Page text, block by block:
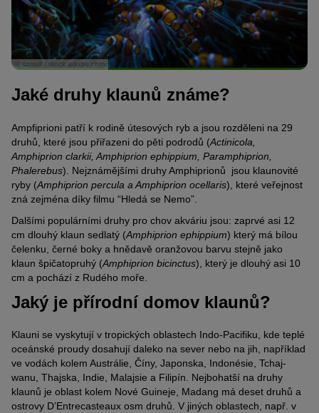
© szmuli / stock.adobe.com
Jaké druhy klaunů známe?
Ampfiprioni patří k rodině útesových ryb a jsou rozděleni na 29
druhů, které jsou přiřazeni do pěti podrodů (Actinicola,
Amphiprion clarkii, Amphiprion ephippium, Paramphiprion,
Phalerebus). Nejznámějšími druhy Amphiprionů jsou klaunovité
ryby (Amphiprion percula a Amphiprion ocellaris), které veřejnost
zná zejména díky filmu “Hledá se Nemo”.
Dalšími populárními druhy pro chov akváriu jsou: zaprvé asi 12
cm dlouhý klaun sedlatý (Amphiprion ephippium) který má bílou
čelenku, černé boky a hnědavě oranžovou barvu stejně jako
klaun špičatopruhý (Amphiprion bicinctus), který je dlouhý asi 10
cm a pochází z Rudého moře.
Jaký je přírodní domov klaunů?
Klauni se vyskytují v tropických oblastech Indo-Pacifiku, kde teplé
oceánské proudy dosahují daleko na sever nebo na jih, například
ve vodách kolem Austrálie, Číny, Japonska, Indonésie, Tchaj-
wanu, Thajska, Indie, Malajsie a Filipín. Nejbohatší na druhy
klaunů je oblast kolem Nové Guineje, Madang má deset druhů a
ostrovy D’Entrecasteaux osm druhů. V jiných oblastech, např. v